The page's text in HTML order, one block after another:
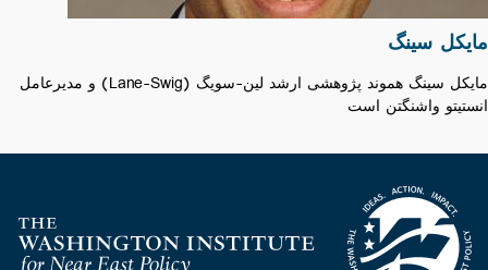
مایکل سینگ
مایکل سینگ هموند پژوهشی ارشد لین-سویگ (Lane-Swig) و مدیرعامل
انستیتو واشنگتن ‌است
Homepage